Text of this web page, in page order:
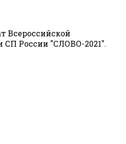
Всероссийской
СП России "СЛОВО-2021".